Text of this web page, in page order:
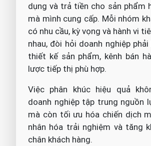
dụng và trả tiền cho sản phẩm
mà mình cung cấp. Mỗi nhóm
có nhu cầu, kỳ vọng và hành vi
nhau, đòi hỏi doanh nghiệp
thiết kế sản phẩm, kênh bán
lược tiếp thị phù hợp.
Việc phân khúc hiệu quả
doanh nghiệp tập trung nguồn
mà còn tối ưu hóa chiến dịch
nhân hóa trải nghiệm và tăng
chân khách hàng.